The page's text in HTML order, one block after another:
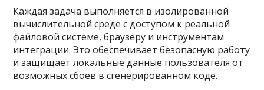
Каждая задача выполняется в изолированной
вычислительной среде с доступом к реальной
файловой системе, браузеру и инструментам
интеграции. Это обеспечивает безопасную работу
и защищает локальные данные пользователя от
возможных сбоев в сгенерированном коде.